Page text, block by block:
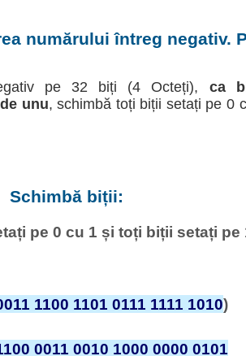
numărului întreg negativ.
pe 32 biți (4 Octeți), ca
unu, schimbă toți biții setați pe 0
Schimbă biții:
pe 0 cu 1 și toți biții setați pe
1100 1101 0111 1111 1010)
0011 0010 1000 0000 0101